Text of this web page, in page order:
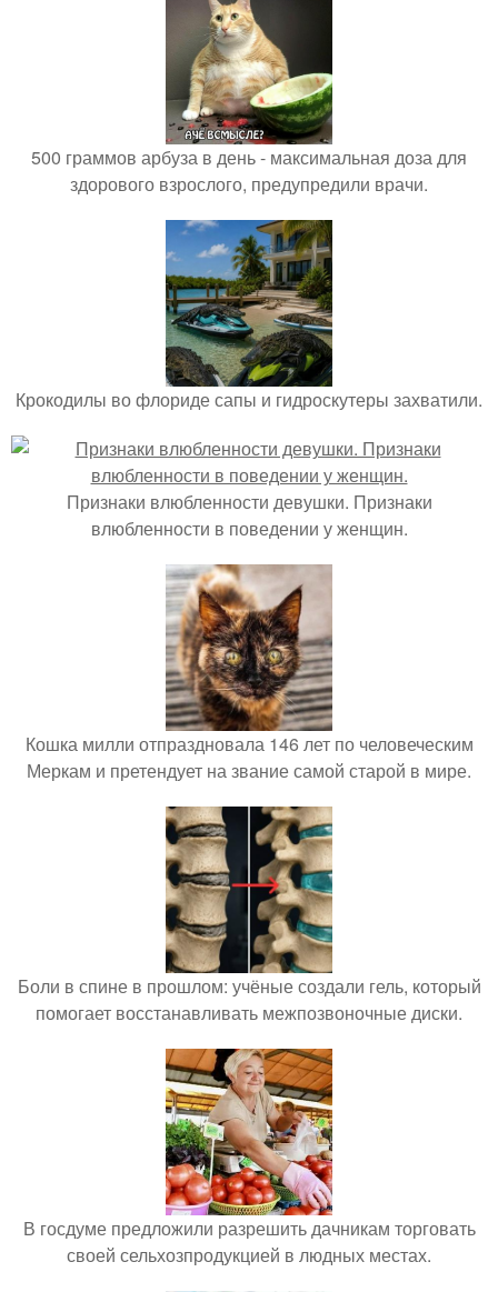
500 граммов арбуза в день - максимальная доза для
здорового взрослого, предупредили врачи.
Крокодилы во флориде сапы и гидроскутеры захватили.
Признаки влюбленности девушки. Признаки
влюбленности в поведении у женщин.
Кошка милли отпраздновала 146 лет по человеческим
Меркам и претендует на звание самой старой в мире.
Боли в спине в прошлом: учёные создали гель, который
помогает восстанавливать межпозвоночные диски.
В госдуме предложили разрешить дачникам торговать
своей сельхозпродукцией в людных местах.